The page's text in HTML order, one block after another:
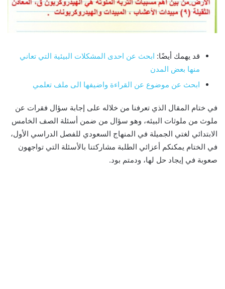
قد يهمك أيضًا: ابحث عن احدى المشكلات البيئية التي تعاني
منها بعض المدن
ابحث عن موضوع عن القراءة واضيفها الى ملف تعلمي
في ختام المقال الذي تعرفنا من خلاله على إجابة سؤال فقرات عن
ملوث من ملوثات البيئه، وهو سؤال من ضمن أسئلة الصف الخامس
الابتدائي لغتي الجميلة في المنهاج السعودي للفصل الدراسي الأول،
في الختام يمكنكم أعزائي الطلبة مشاركتنا بالأسئلة التي تواجهون
صعوبة في إيجاد حل لها، ودمتم بود.